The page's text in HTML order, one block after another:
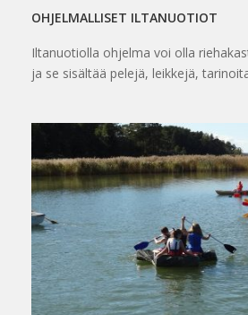
OHJELMALLISET ILTANUOTIOT
Iltanuotiolla ohjelma voi olla
ja se sisältää pelejä, leikkejä,